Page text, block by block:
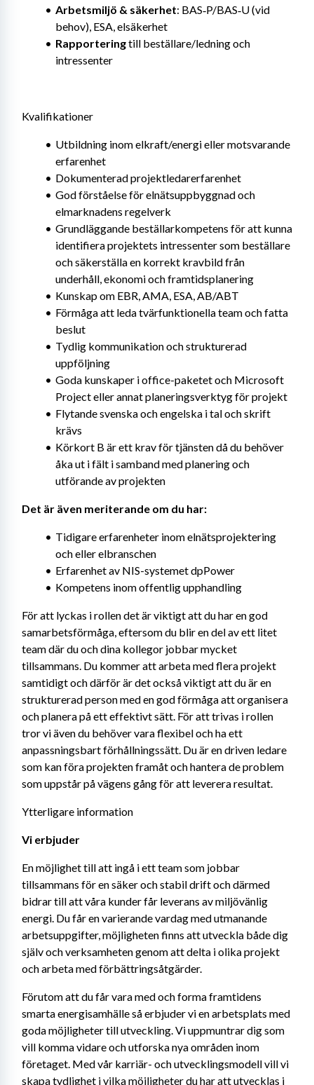
Arbetsmiljö & säkerhet: BAS‑P/BAS‑U (vid
behov), ESA, elsäkerhet
Rapportering till beställare/ledning och
intressenter
Kvalifikationer
Utbildning inom elkraft/energi eller motsvarande
erfarenhet
Dokumenterad projektledarerfarenhet
God förståelse för elnätsuppbyggnad och
elmarknadens regelverk
Grundläggande beställarkompetens för att kunna
identifiera projektets intressenter som beställare
och säkerställa en korrekt kravbild från
underhåll, ekonomi och framtidsplanering
Kunskap om EBR, AMA, ESA, AB/ABT
Förmåga att leda tvärfunktionella team och fatta
beslut
Tydlig kommunikation och strukturerad
uppföljning
Goda kunskaper i office-paketet och Microsoft
Project eller annat planeringsverktyg för projekt
Flytande svenska och engelska i tal och skrift
krävs
Körkort B är ett krav för tjänsten då du behöver
åka ut i fält i samband med planering och
utförande av projekten
Det är även meriterande om du har:
Tidigare erfarenheter inom elnätsprojektering
och eller elbranschen
Erfarenhet av NIS-systemet dpPower
Kompetens inom offentlig upphandling
För att lyckas i rollen det är viktigt att du har en god
samarbetsförmåga, eftersom du blir en del av ett litet
team där du och dina kollegor jobbar mycket
tillsammans. Du kommer att arbeta med flera projekt
samtidigt och därför är det också viktigt att du är en
strukturerad person med en god förmåga att organisera
och planera på ett effektivt sätt. För att trivas i rollen
tror vi även du behöver vara flexibel och ha ett
anpassningsbart förhållningssätt. Du är en driven ledare
som kan föra projekten framåt och hantera de problem
som uppstår på vägens gång för att leverera resultat.
Ytterligare information
Vi erbjuder
En möjlighet till att ingå i ett team som jobbar
tillsammans för en säker och stabil drift och därmed
bidrar till att våra kunder får leverans av miljövänlig
energi. Du får en varierande vardag med utmanande
arbetsuppgifter, möjligheten finns att utveckla både dig
själv och verksamheten genom att delta i olika projekt
och arbeta med förbättringsåtgärder.
Förutom att du får vara med och forma framtidens
smarta energisamhälle så erbjuder vi en arbetsplats med
goda möjligheter till utveckling. Vi uppmuntrar dig som
vill komma vidare och utforska nya områden inom
företaget. Med vår karriär- och utvecklingsmodell vill vi
skapa tydlighet i vilka möjligheter du har att utvecklas i